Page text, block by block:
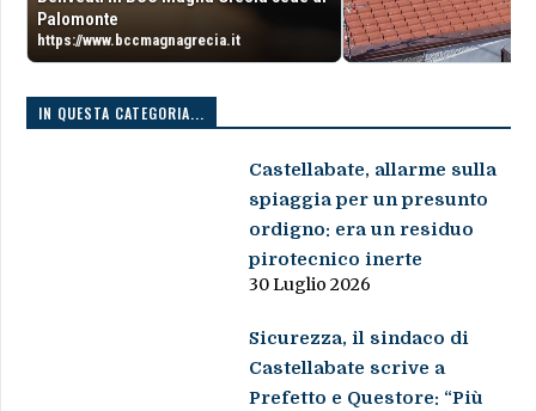
Palomonte
https://www.bccmagnagrecia.it
IN QUESTA CATEGORIA...
Castellabate, allarme sulla
spiaggia per un presunto
ordigno: era un residuo
pirotecnico inerte
30 Luglio 2026
Sicurezza, il sindaco di
Castellabate scrive a
Prefetto e Questore: “Più